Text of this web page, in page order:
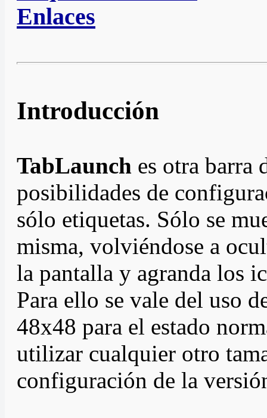
Enlaces
Introducción
TabLaunch es otra barra
posibilidades de
sólo etiquetas. Sólo se
misma, volviéndose a
la pantalla y agranda los
Para ello se vale del uso
48x48 para el estado
utilizar cualquier otro
configuración de la